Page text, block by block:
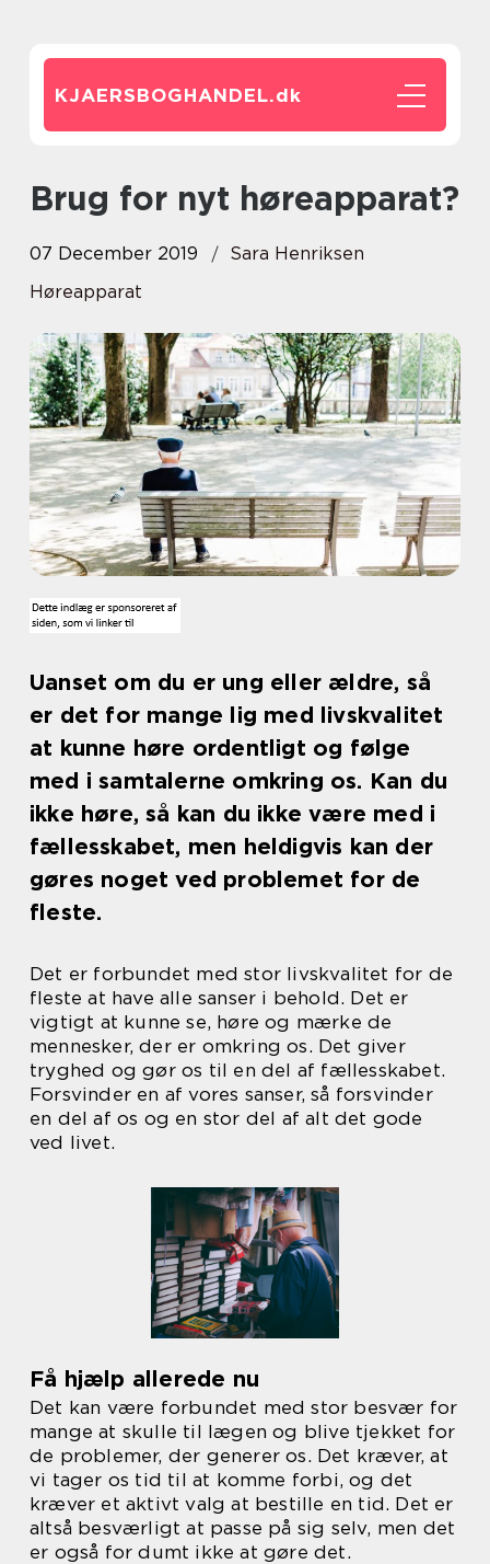
KJAERSBOGHANDEL.dk
Brug for nyt høreapparat?
07 December 2019
Sara Henriksen
Høreapparat
Uanset om du er ung eller ældre, så
er det for mange lig med livskvalitet
at kunne høre ordentligt og følge
med i samtalerne omkring os. Kan du
ikke høre, så kan du ikke være med i
fællesskabet, men heldigvis kan der
gøres noget ved problemet for de
fleste.
Det er forbundet med stor livskvalitet for de
fleste at have alle sanser i behold. Det er
vigtigt at kunne se, høre og mærke de
mennesker, der er omkring os. Det giver
tryghed og gør os til en del af fællesskabet.
Forsvinder en af vores sanser, så forsvinder
en del af os og en stor del af alt det gode
ved livet.
Få hjælp allerede nu
Det kan være forbundet med stor besvær for
mange at skulle til lægen og blive tjekket for
de problemer, der generer os. Det kræver, at
vi tager os tid til at komme forbi, og det
kræver et aktivt valg at bestille en tid. Det er
altså besværligt at passe på sig selv, men det
er også for dumt ikke at gøre det.